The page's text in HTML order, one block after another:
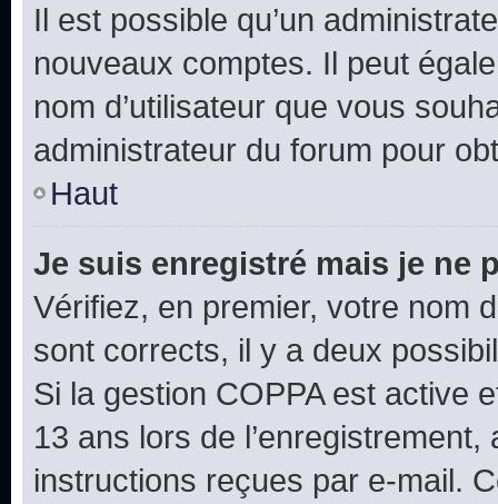
Il est possible qu’un
nouveaux comptes. Il peut
nom d’utilisateur que vous
administrateur du forum pour
Haut
Je suis enregistré mais je ne
Vérifiez, en premier, votre nom
sont corrects, il y a deux
Si la gestion COPPA est active
13 ans lors de
instructions reçues par e-mail.